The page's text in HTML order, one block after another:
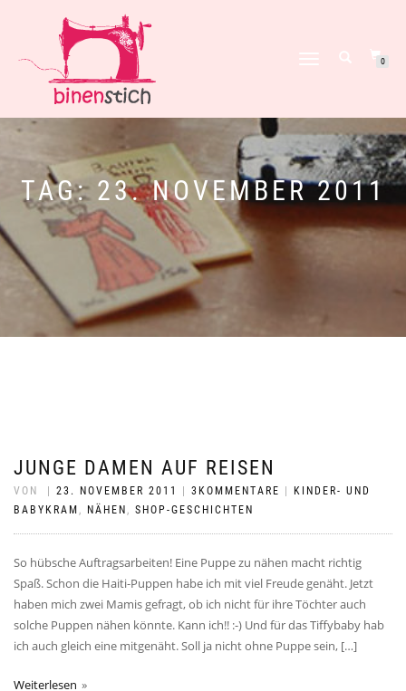
0
TAG: 23. NOVEMBER 2011
JUNGE DAMEN AUF REISEN
VON 23. NOVEMBER 2011 3KOMMENTARE
KINDER- UND
BABYKRAM , NÄHEN , SHOP-GESCHICHTEN
So hübsche Auftragsarbeiten! Eine Puppe zu nähen macht richtig
Spaß. Schon die Haiti-Puppen habe ich mit viel Freude genäht. Jetzt
haben mich zwei Mamis gefragt, ob ich nicht für ihre Töchter auch
solche Puppen nähen könnte. Kann ich!! :-) Und für das Tiffybaby hab
ich auch gleich eine mitgenäht. Soll ja nicht ohne Puppe sein, […]
Weiterlesen